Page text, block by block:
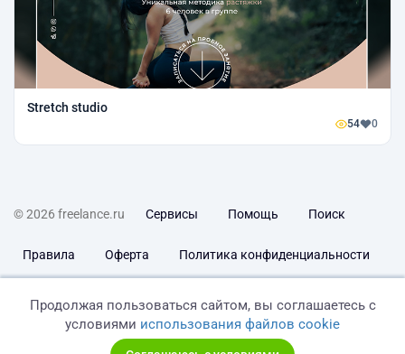
Stretch studio
54 0
© 2026 freelance.ru Сервисы Помощь Поиск
Правила Оферта Политика конфиденциальности
Продолжая пользоваться сайтом, вы соглашаетесь с
условиями использования файлов cookie